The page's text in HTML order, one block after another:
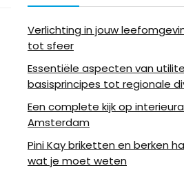
Verlichting in jouw
tot sfeer
Essentiële aspecten van
basisprincipes tot regionale
Een complete kijk op
Amsterdam
Pini Kay briketten en berken
wat je moet weten